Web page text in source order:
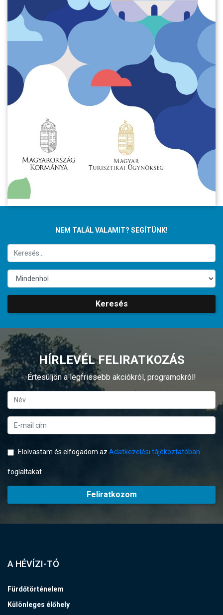
NEM TALÁL VALAMIT? SEGÍTÜNK!
Keresés
HÍRLEVÉL FELIRATKOZÁS
Értesüljön a legfrissebb akciókról, programokról!
Elolvastam és elfogadom az Adatkezelési tájékoztatóban
foglaltakat
Feliratkozom
A HÉVÍZI-TÓ
Fürdőtörténelem
Különleges élőhely